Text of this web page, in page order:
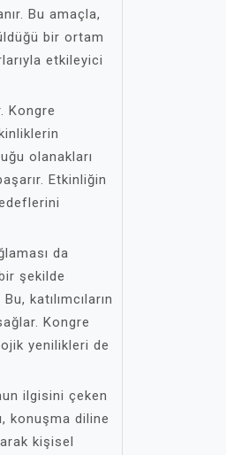
Bu amaçla,
bir ortam
etkileyici
Kongre
olanakları
Etkinliğin
da
şekilde
katılımcıların
Kongre
yenilikleri de
ilgisini çeken
konuşma diline
kişisel